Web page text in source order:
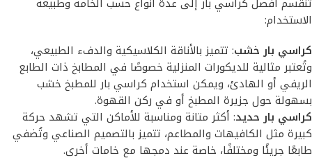
الاستخدام:
كراسي بار خشب: تتميز بالأناقة الكلاسيكية والدفء الطبيعي،
وتُعتبر مثالية للديكورات المنزلية خصوصًا في المطابخ ذات الطابع
الريفي أو الهادئ، ويمكن استخدام كراسي بار للمطبخ خشب
بسهولة حول جزيرة المطبخ أو في ركن القهوة.
كراسي بار حديد: أكثر متانة ومناسبة للأماكن التي تشهد حركة
كبيرة مثل الكافيهات والمطاعم، تتميز بالتصميم الصناعي وتُضفي
طابعًا جريئًا ومختلفًا، خاصة عند دمجها مع خامات أخرى.